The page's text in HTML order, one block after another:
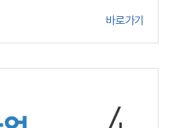
바로가기